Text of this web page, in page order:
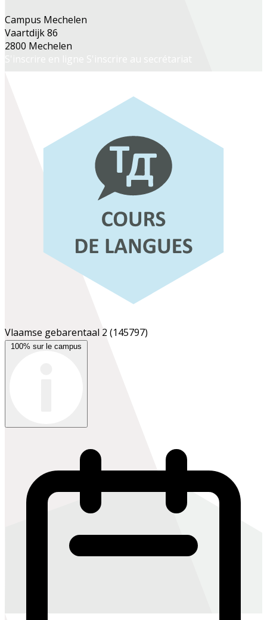
Campus Mechelen
Vaartdijk 86
2800 Mechelen
Vlaamse gebarentaal 2 (145797)
100% sur le campus